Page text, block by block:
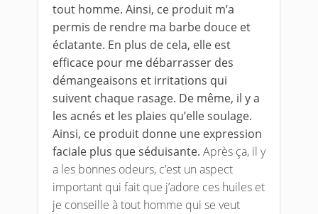
tout homme. Ainsi, ce produit m’a
permis de rendre ma barbe douce et
éclatante. En plus de cela, elle est
efficace pour me débarrasser des
démangeaisons et irritations qui
suivent chaque rasage. De même, il y a
les acnés et les plaies qu’elle soulage.
Ainsi, ce produit donne une expression
faciale plus que séduisante. Après ça, il y
a les bonnes odeurs, c’est un aspect
important qui fait que j’adore ces huiles et
je conseille à tout homme qui se veut